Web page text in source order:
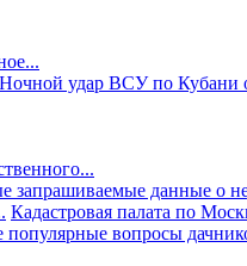
Ночной удар ВСУ по Кубани
запрашиваемые данные о
Кадастровая палата по
популярные вопросы